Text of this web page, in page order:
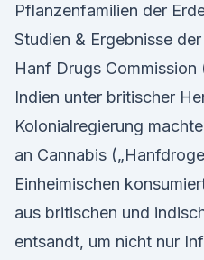
Pflanzenfamilien der
Studien & Ergebnisse
Hanf Drugs Commission
Indien unter britischer
Kolonialregierung
an Cannabis
Einheimischen
aus britischen und
entsandt, um nicht nur